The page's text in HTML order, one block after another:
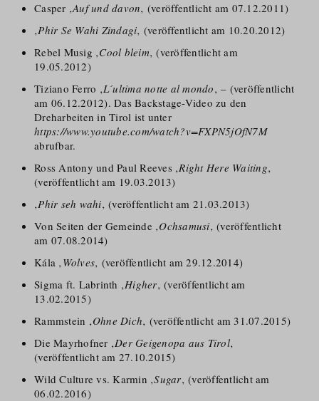
Casper ‚Auf und davon‚ (veröffentlicht am 07.12.2011)
‚Phir Se Wahi Zindagi‚ (veröffentlicht am 10.20.2012)
Rebel Musig ‚Cool bleim‚ (veröffentlicht am
19.05.2012)
Tiziano Ferro ‚L´ultima notte al mondo‚ – (veröffentlicht
am 06.12.2012). Das Backstage-Video zu den
Dreharbeiten in Tirol ist unter
https://www.youtube.com/watch?v=FXPN5jOfN7M
abrufbar.
Ross Antony und Paul Reeves ‚Right Here Waiting‚
(veröffentlicht am 19.03.2013)
‚Phir seh wahi‚ (veröffentlicht am 21.03.2013)
Von Seiten der Gemeinde ‚Ochsamusi‚ (veröffentlicht
am 07.08.2014)
Kála ‚Wolves‚ (veröffentlicht am 29.12.2014)
Sigma ft. Labrinth ‚Higher‚ (veröffentlicht am
13.02.2015)
Rammstein ‚Ohne Dich‚ (veröffentlicht am 31.07.2015)
Die Mayrhofner ‚Der Geigenopa aus Tirol‚
(veröffentlicht am 27.10.2015)
Wild Culture vs. Karmin ‚Sugar‚ (veröffentlicht am
06.02.2016)